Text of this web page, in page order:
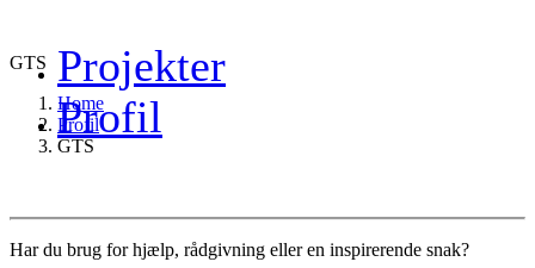
Projekter
Profil
GTS
Home
Profil
GTS
Har du brug for hjælp, rådgivning eller en inspirerende snak?